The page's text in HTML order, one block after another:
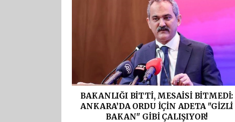
BAKANLIĞI BİTTİ, MESAİSİ BİTMEDİ:
ANKARA’DA ORDU İÇİN ADETA "GİZLİ
BAKAN" GİBİ ÇALIŞIYOR!